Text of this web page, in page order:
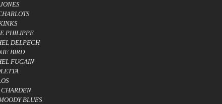
PHILIPPE
DELPECH
BIRD
FUGAIN
BLUES